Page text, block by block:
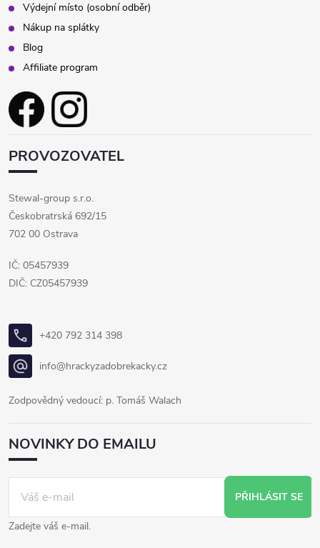
Výdejní místo (osobní odběr)
Nákup na splátky
Blog
Affiliate program
PROVOZOVATEL
Stewal-group s.r.o.
Českobratrská 692/15
702 00 Ostrava
IČ: 05457939
DIČ: CZ05457939
+420 792 314 398
info@hrackyzadobrekacky.cz
Zodpovědný vedoucí: p. Tomáš Walach
NOVINKY DO EMAILU
PŘIHLÁSIT SE
Zadejte váš e-mail.